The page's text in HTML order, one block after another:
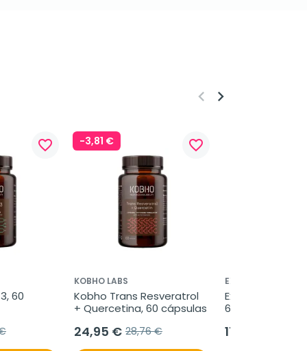
favorite_border
60
-3,81 € favorite_border
KOBHO LABS
Kobho Trans Resveratrol
+ Quercetina, 60 cápsulas
24,95 € 28,76 €
EXELVIT
Exelvit Esencial
60 cápsulas
17,95 €
keyboard_arrow_left keyboard_arrow_right